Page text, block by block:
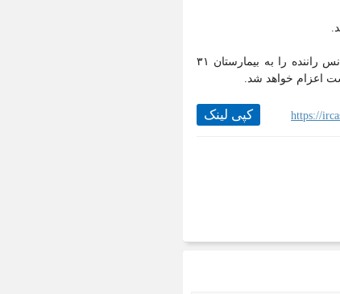
وی با اشاره به اینکه در این حادثه فقط راننده تانکر مصدوم شد گفت: نیرو‌های اورژانس راننده را به بیمارستان ۳۱
اعزام خواهد شد.
https:// کپی لینک